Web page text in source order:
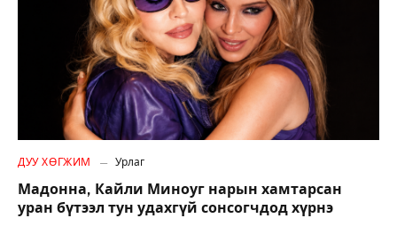
ДУУ ХӨГЖИМ Урлаг
Мадонна, Кайли Миноуг нарын хамтарсан
уран бүтээл тун удахгүй сонсогчдод хүрнэ